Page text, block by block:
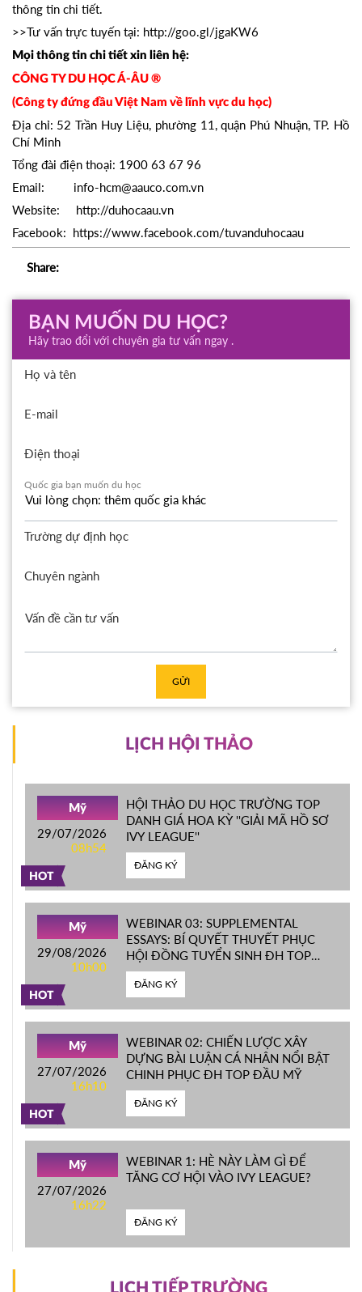
thông tin chi tiết.
>>Tư vấn trực tuyến tại: http://goo.gl/jgaKW6
Mọi thông tin chi tiết xin liên hệ:
CÔNG TY DU HỌC Á-ÂU ®
(Công ty đứng đầu Việt Nam về lĩnh vực du học)
Địa chỉ: 52 Trần Huy Liệu, phường 11, quận Phú Nhuận, TP. Hồ
Chí Minh
Tổng đài điện thoại: 1900 63 67 96
Email: info-hcm@aauco.com.vn
Website: http://duhocaau.vn
Facebook: https://www.facebook.com/tuvanduhocaau
Share:
BẠN MUỐN DU HỌC?
Hãy trao đổi với chuyên gia tư vấn ngay .
Họ và tên
E-mail
Điện thoại
Quốc gia bạn muốn du học
Trường dự định học
Chuyên ngành
GỬI
LỊCH HỘI THẢO
HOT
Mỹ
29/07/2026
08h54
HỘI THẢO DU HỌC TRƯỜNG TOP
DANH GIÁ HOA KỲ ''GIẢI MÃ HỒ SƠ
IVY LEAGUE''
ĐĂNG KÝ
HOT
Mỹ
29/08/2026
10h00
WEBINAR 03: SUPPLEMENTAL
ESSAYS: BÍ QUYẾT THUYẾT PHỤC
HỘI ĐỒNG TUYỂN SINH ĐH TOP
ĐẦU MỸ
ĐĂNG KÝ
HOT
Mỹ
27/07/2026
16h10
WEBINAR 02: CHIẾN LƯỢC XÂY
DỰNG BÀI LUẬN CÁ NHÂN NỔI BẬT
CHINH PHỤC ĐH TOP ĐẦU MỸ
ĐĂNG KÝ
Mỹ
27/07/2026
16h22
WEBINAR 1: HÈ NÀY LÀM GÌ ĐỂ
TĂNG CƠ HỘI VÀO IVY LEAGUE?
ĐĂNG KÝ